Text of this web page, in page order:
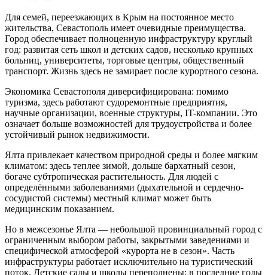
Для семей, переезжающих в Крым на постоянное место
жительства, Севастополь имеет очевидные преимущества.
Город обеспечивает полноценную инфраструктуру круглый
год: развитая сеть школ и детских садов, несколько крупных
больниц, университеты, торговые центры, общественный
транспорт. Жизнь здесь не замирает после курортного сезона.
Экономика Севастополя диверсифицирована: помимо
туризма, здесь работают судоремонтные предприятия,
научные организации, военные структуры, IT-компании. Это
означает больше возможностей для трудоустройства и более
устойчивый рынок недвижимости.
Ялта привлекает качеством природной среды и более мягким
климатом: здесь теплее зимой, дольше бархатный сезон,
богаче субтропическая растительность. Для людей с
определёнными заболеваниями (дыхательной и сердечно-
сосудистой системы) местный климат может быть
медицинским показанием.
Но в межсезонье Ялта — небольшой провинциальный город с
ограниченным выбором работы, закрытыми заведениями и
специфической атмосферой «курорта не в сезон». Часть
инфраструктуры работает исключительно на туристический
поток. Детские сады и школы переполнены: в последние годы